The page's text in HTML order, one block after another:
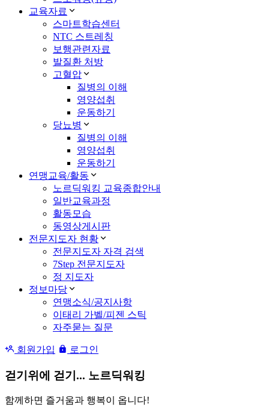
교육자료
스마트학습센터
NTC 스트레칭
보행관련자료
발질환 처방
고혈압
질병의 이해
영양섭취
운동하기
당뇨병
질병의 이해
영양섭취
운동하기
연맹교육/활동
노르딕워킹 교육종합안내
일반교육과정
활동모습
동영상게시판
전문지도자 현황
전문지도자 자격 검색
7Step 전문지도자
정 지도자
정보마당
연맹소식/공지사항
이태리 가벨/피젠 스틱
자주묻는 질문
회원가입 로그인
걷기위에 걷기... 노르딕워킹
함께하면 즐거움과 행복이 옵니다!